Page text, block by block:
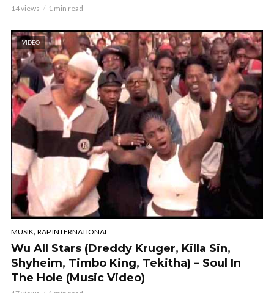
14 views 1 min read
VIDEO
MUSIK, RAP INTERNATIONAL
Wu All Stars (Dreddy Kruger, Killa Sin,
Shyheim, Timbo King, Tekitha) – Soul In
The Hole (Music Video)